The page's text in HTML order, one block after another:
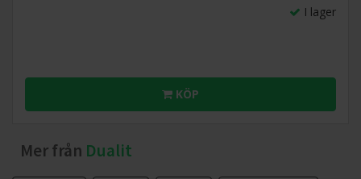
I lager
KÖP
Mer från Dualit